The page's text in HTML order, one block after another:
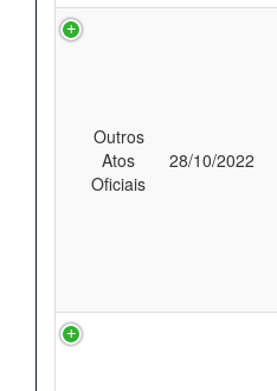
Outros
Atos
Oficiais
28/10/2022